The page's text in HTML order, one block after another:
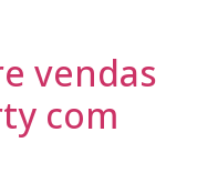
vendas
com